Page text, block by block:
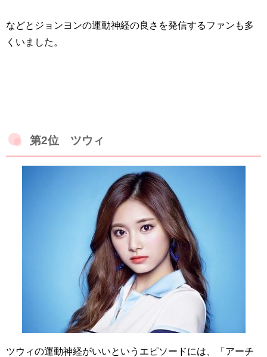
などとジョンヨンの運動神経の良さを発信するファンも多
くいました。
第2位 ツウィ
ツウィの運動神経がいいというエピソードには、「アーチ